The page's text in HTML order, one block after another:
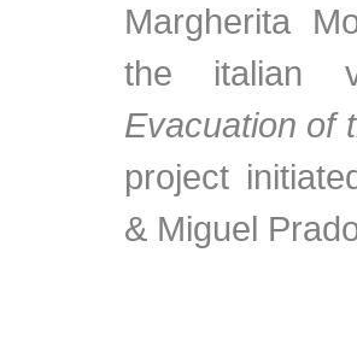
Margherita
the italian
Evacuation of
project
& Miguel